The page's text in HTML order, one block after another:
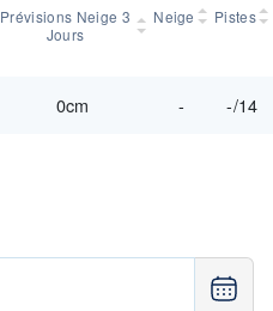
Prévisions Neige 3
Jours
Neige Pistes
0cm - -/14